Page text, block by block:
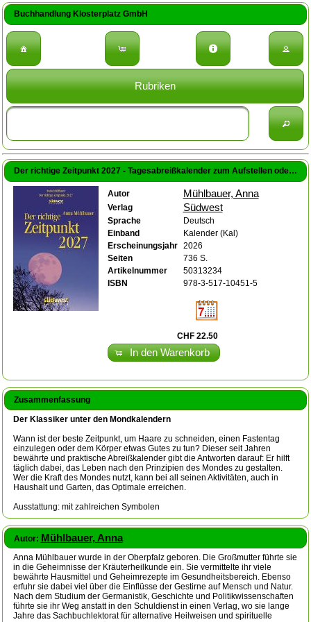
Buchhandlung Klosterplatz GmbH
Rubriken
Der richtige Zeitpunkt 2027 - Tagesabreißkalender zum Aufstellen oder Aufhängen (Mühlbauer, Anna)
Autor Mühlbauer, Anna
Verlag Südwest
Sprache
Deutsch
Einband
Kalender (Kal)
Erscheinungsjahr
2026
Seiten
736 S.
Artikelnummer
50313234
ISBN
978-3-517-10451-5
CHF 22.50
In den Warenkorb
Zusammenfassung
Der Klassiker unter den Mondkalendern
Wann ist der beste Zeitpunkt, um Haare zu schneiden, einen Fastentag
einzulegen oder dem Körper etwas Gutes zu tun? Dieser seit Jahren
bewährte und praktische Abreißkalender gibt die Antworten darauf: Er hilft
täglich dabei, das Leben nach den Prinzipien des Mondes zu gestalten.
Wer die Kraft des Mondes nutzt, kann bei all seinen Aktivitäten, auch in
Haushalt und Garten, das Optimale erreichen.
Ausstattung: mit zahlreichen Symbolen
Autor: Mühlbauer, Anna
Anna Mühlbauer wurde in der Oberpfalz geboren. Die Großmutter führte sie
in die Geheimnisse der Kräuterheilkunde ein. Sie vermittelte ihr viele
bewährte Hausmittel und Geheimrezepte im Gesundheitsbereich. Ebenso
erfuhr sie dabei viel über die Einflüsse der Gestirne auf Mensch und Natur.
Nach dem Studium der Germanistik, Geschichte und Politikwissenschaften
führte sie ihr Weg anstatt in den Schuldienst in einen Verlag, wo sie lange
Jahre das Sachbuchlektorat für alternative Heilweisen und spirituelle